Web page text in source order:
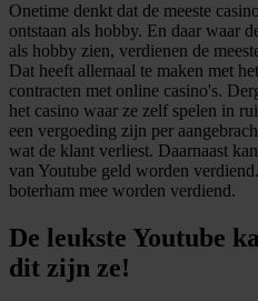
Onetime denkt dat de meeste
ontstaan als hobby. En daar waar
als hobby zien, verdienen de
Dat heeft allemaal te maken met
contracten met online casino's.
het casino waar ze zelf spelen in
een vergoeding zijn per
wat de klant verliest. Daarnaast
van Youtube geld worden
boterham mee worden verdiend.
De leukste Youtube
dit zijn ze!